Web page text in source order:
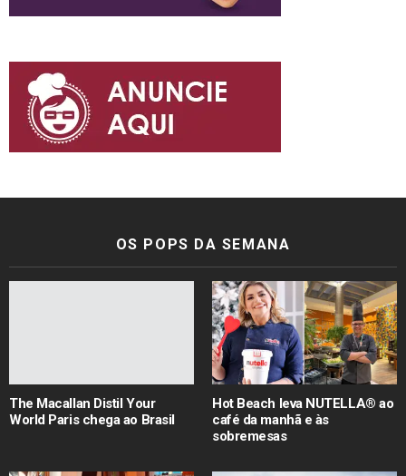
OS POPS DA SEMANA
The Macallan Distil Your
World Paris chega ao Brasil
Hot Beach leva NUTELLA® ao
café da manhã e às
sobremesas